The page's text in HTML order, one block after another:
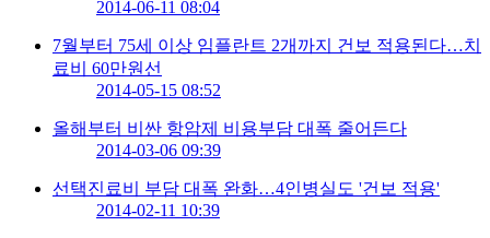
2014-06-11 08:04
7월부터 75세 이상 임플란트 2개까지 건보 적용된다…치
료비 60만원선
2014-05-15 08:52
올해부터 비싼 항암제 비용부담 대폭 줄어든다
2014-03-06 09:39
선택진료비 부담 대폭 완화…4인병실도 '건보 적용'
2014-02-11 10:39